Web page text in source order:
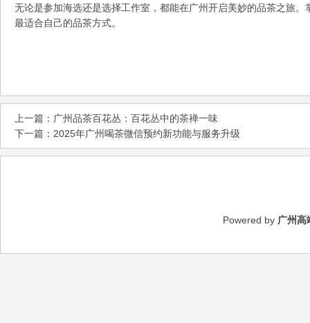
无论是参加海选还是选择工作室，都能在广州开启美妙的品茶之旅
最适合自己的品茶方式。
上一篇： 广州品茶百花丛：百花丛中的茶禅一味
下一篇： 2025年广州喝茶微信预约新功能与服务升级
Powered by 广州高